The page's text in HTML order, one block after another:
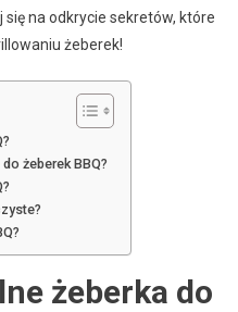
na odkrycie sekretów, które
żeberek!
żeberek BBQ?
żeberka do